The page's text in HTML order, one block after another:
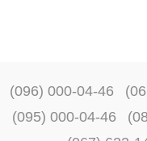
(096) 000-04-46
(095) 000-04-46